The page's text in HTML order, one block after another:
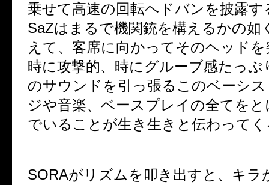
乗せて高速の回転ヘドバンを披露す
SaZはまるで機関銃を構えるかの如
えて、客席に向かってそのヘッド
時に攻撃的、時にグルーブ感たっぷ
のサウンドを引っ張るこのベーシ
ジや音楽、ベースプレイの全てを
でいることが生き生きと伝わって
SORAがリズムを叩き出すと、キラ